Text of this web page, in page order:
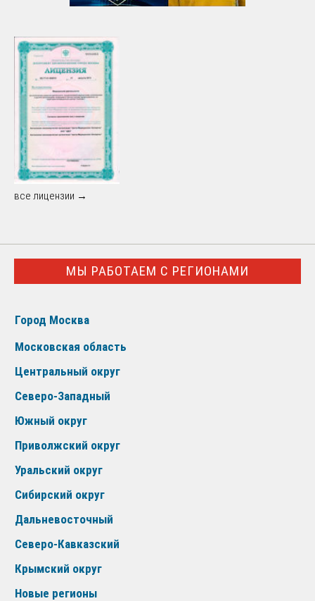
все лицензии →
МЫ РАБОТАЕМ С РЕГИОНАМИ
Город Москва
Московская область
Центральный округ
Северо-Западный
Южный округ
Приволжский округ
Уральский округ
Сибирский округ
Дальневосточный
Северо-Кавказский
Крымский округ
Новые регионы